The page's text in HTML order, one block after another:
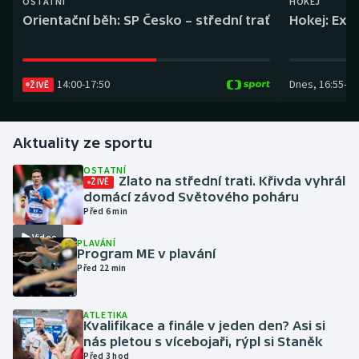
Gymnastika
Házená
Jezdectví
Judo
Krasobruslení
Lezení
Orientační běh: SP Česko – střední trať
ŽIVĚ 14:00-17:50
Hokej:
Dnes, 16:55-
Aktuality ze sportu
Video
OSTATNÍ
ŽIVĚ
Zlato na střední trati. Křivda vyhrál
domácí závod Světového poháru
Před 6 min
PLAVÁNÍ
Program ME v plavání
Před 22 min
ATLETIKA
Kvalifikace a finále v jeden den? Asi si
nás pletou s vícebojaři, rýpl si Staněk
Před 3 hod